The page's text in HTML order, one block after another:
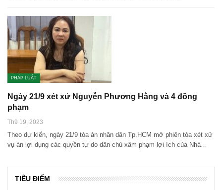
PHÁP LUẬT
Ngày 21/9 xét xử Nguyễn Phương Hằng và 4 đồng
phạm
Th9 19, 2023
Theo dự kiến, ngày 21/9 tòa án nhân dân Tp.HCM mở phiên tòa xét xử
vụ án lợi dụng các quyền tự do dân chủ xâm phạm lợi ích của Nhà…
TIÊU ĐIỂM